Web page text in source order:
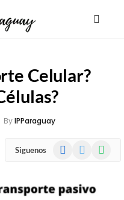
Celular?
ByIPParaguay
Siguenos Facebook